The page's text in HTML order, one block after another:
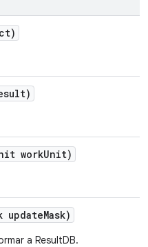
workUnit)
updateMask)
a ResultDB.